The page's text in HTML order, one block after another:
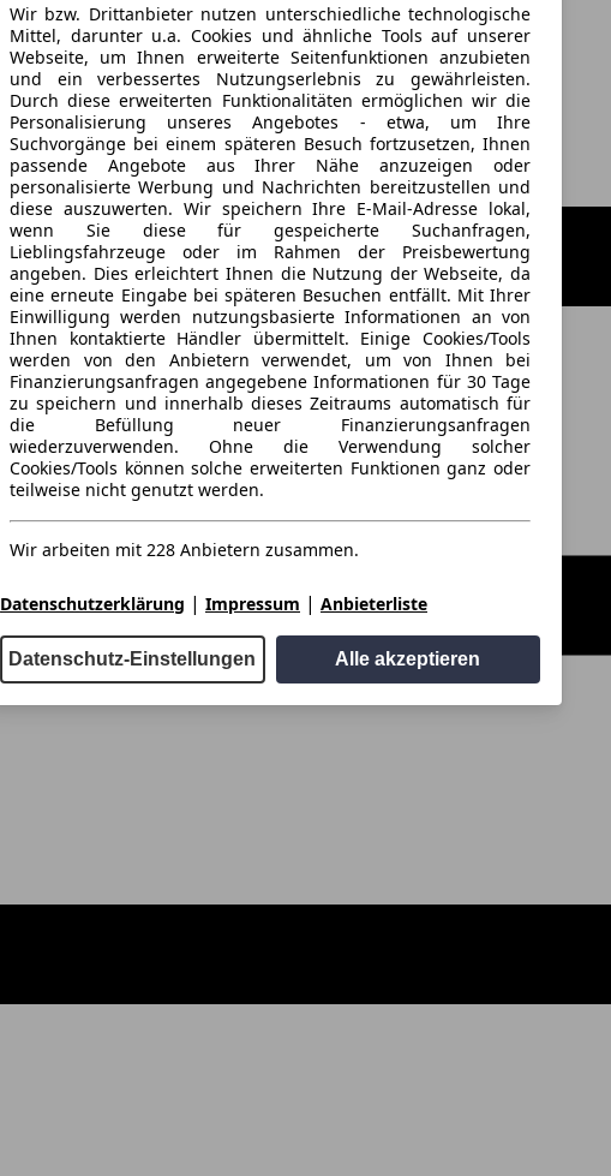
Wir bzw. Drittanbieter nutzen unterschiedliche technologische
Mittel, darunter u.a. Cookies und ähnliche Tools auf unserer
Webseite, um Ihnen erweiterte Seitenfunktionen anzubieten
und ein verbessertes Nutzungserlebnis zu gewährleisten.
Durch diese erweiterten Funktionalitäten ermöglichen wir die
Personalisierung unseres Angebotes - etwa, um Ihre
Suchvorgänge bei einem späteren Besuch fortzusetzen, Ihnen
passende Angebote aus Ihrer Nähe anzuzeigen oder
personalisierte Werbung und Nachrichten bereitzustellen und
diese auszuwerten. Wir speichern Ihre E-Mail-Adresse lokal,
wenn Sie diese für gespeicherte Suchanfragen,
Lieblingsfahrzeuge oder im Rahmen der Preisbewertung
angeben. Dies erleichtert Ihnen die Nutzung der Webseite, da
eine erneute Eingabe bei späteren Besuchen entfällt. Mit Ihrer
Einwilligung werden nutzungsbasierte Informationen an von
Ihnen kontaktierte Händler übermittelt. Einige Cookies/Tools
werden von den Anbietern verwendet, um von Ihnen bei
Finanzierungsanfragen angegebene Informationen für 30 Tage
zu speichern und innerhalb dieses Zeitraums automatisch für
die Befüllung neuer Finanzierungsanfragen
wiederzuverwenden. Ohne die Verwendung solcher
Cookies/Tools können solche erweiterten Funktionen ganz oder
teilweise nicht genutzt werden.
Wir arbeiten mit 228 Anbietern zusammen.
Datenschutzerklärung | Impressum | Anbieterliste
Datenschutz-Einstellungen Alle akzeptieren